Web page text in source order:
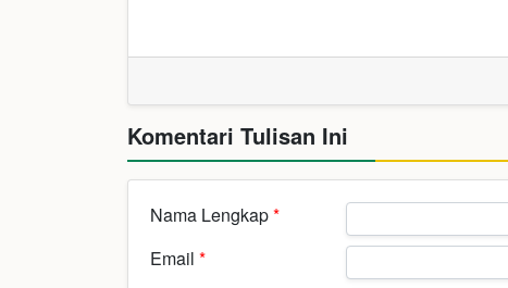
Komentari Tulisan Ini
Nama Lengkap*
Email *